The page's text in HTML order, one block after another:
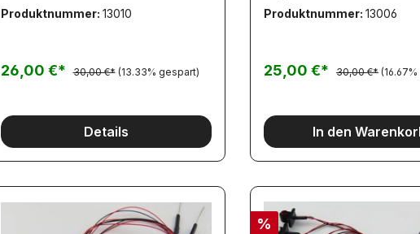
Produktnummer: 13010
26,00 €* 30,00 €* (13.33% gespart)
Details
Produktnummer: 13006
25,00 €* 30,00 €*
In den
%